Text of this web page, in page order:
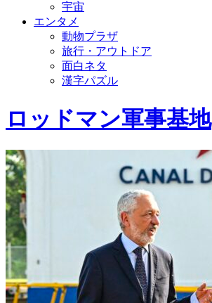
宇宙
エンタメ
動物プラザ
旅行・アウトドア
面白ネタ
漢字パズル
ロッドマン軍事基地